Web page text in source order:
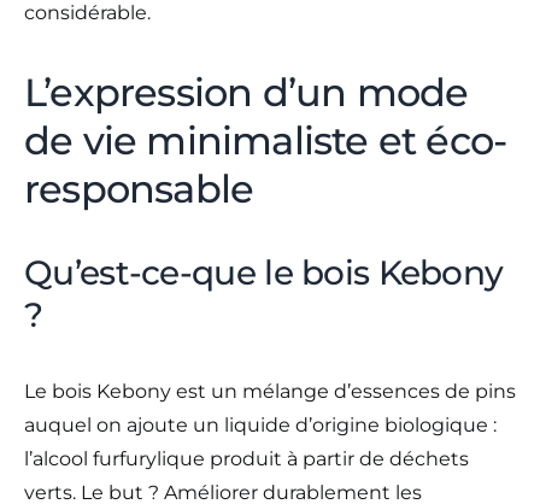
considérable.
L’expression d’un mode
de vie minimaliste et éco-
responsable
Qu’est-ce-que le bois Kebony
?
Le bois Kebony est un mélange d’essences de pins
auquel on ajoute un liquide d’origine biologique :
l’alcool furfurylique produit à partir de déchets
verts. Le but ? Améliorer durablement les